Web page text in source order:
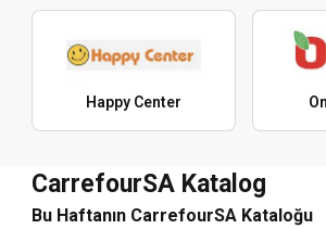
Happy Center
CarrefourSA Katalog
Bu Haftanın CarrefourSA Kataloğu